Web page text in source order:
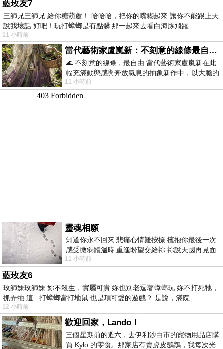
藍玫友7
三師兄三師兄 給你糖葫蘆！ 哈哈哈，把你的嘴糊起來 讓你不能跟上天
說我壞話 好吧！玩打蟑螂是有點髒 那一起來去看白海豚飛躍
11 小時前
當代藝術家盧嵐新：不刻意的線條最自由，讓色彩流動、筆觸自己說話
🌊 不刻意的線條，最自由 當代藝術家盧嵐新在此
幅充滿動態感與奔放氣息的抽象新作中，以大膽的
藍色顏料在白色畫布上揮灑、壓印與流淌
11 小時前
靈魂相願
知道你永不回來 悲痛心情難按捺 擁抱你最後一次
感受微弱體溫時 重逢盼望交給祢 祢說天國再見面
此刻忍淚說別離 他日靈魂再
11 小時前
藍玫友6
玫師妹玫師妹 妳不殺生，實屬可貴 妳也別老逗著蟑螂玩 妳不打死牠，
抓弄牠 這...打蟑螂當打地鼠 也是項可愛的遊戲？ 是說，滿院
12 小時前
歡迎回家，Lando！
三個星期前的週六，去伊利沙白市的寵物用品店購
買 Kylo 的零食。那家店有賣虎皮鸚鵡，我每次光